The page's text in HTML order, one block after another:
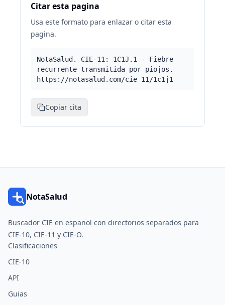
Citar esta pagina
Usa este formato para enlazar o citar esta
pagina.
NotaSalud. CIE-11: 1C1J.1 - Fiebre
recurrente transmitida por piojos.
https://notasalud.com/cie-11/1c1j1
Copiar cita
NotaSalud
Buscador CIE en espanol con directorios separados para
CIE-10, CIE-11 y CIE-O.
Clasificaciones
CIE-10
API
Guias